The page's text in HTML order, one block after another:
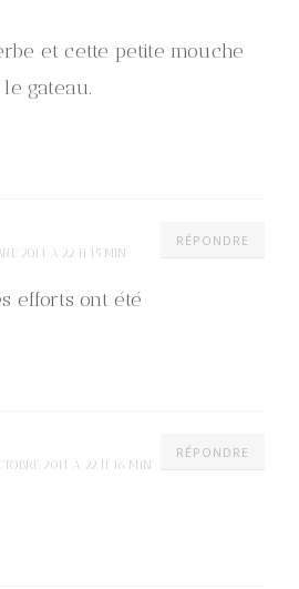
et cette petite mouche
gateau.
RÉPONDRE
2011 À 22 H 15 MIN
efforts ont été
RÉPONDRE
2011 À 22 H 16 MIN